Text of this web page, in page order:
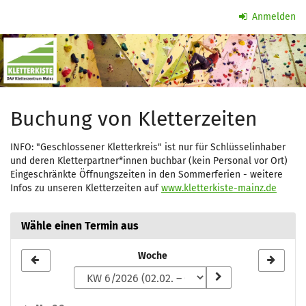
Inhalt
springen
Anmelden
Kletterzeit
Buchung von Kletterzeiten
INFO: "Geschlossener Kletterkreis" ist nur für Schlüsselinhaber
und deren Kletterpartner*innen buchbar (kein Personal vor Ort)
Eingeschränkte Öffnungszeiten in den Sommerferien - weitere
Infos zu unseren Kletterzeiten aufwww.kletterkiste-mainz.de
Wähle einen Termin aus
zur
Woche